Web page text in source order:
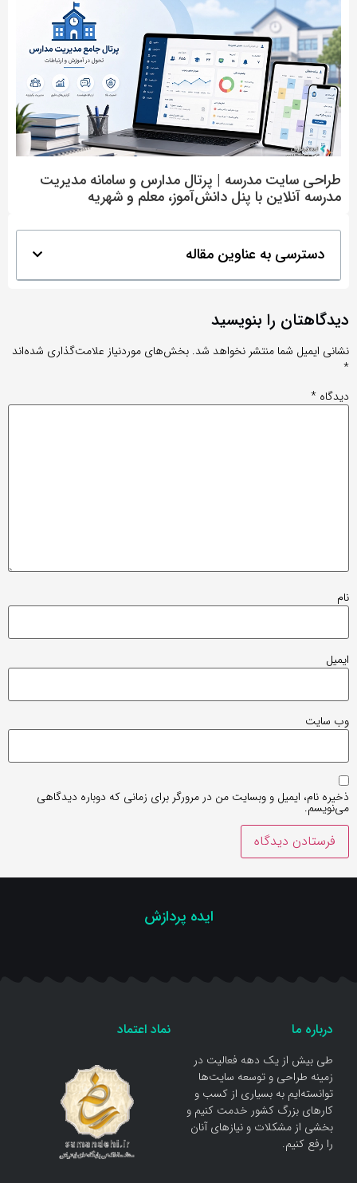
طراحی سایت مدرسه | پرتال مدارس و سامانه مدیریت
مدرسه آنلاین با پنل دانش‌آموز، معلم و شهریه
دسترسی به عناوین مقاله
دیدگاهتان را بنویسید
نشانی ایمیل شما منتشر نخواهد شد. بخش‌های موردنیاز علامت‌گذاری شده‌اند
*
دیدگاه *
نام
ایمیل
وب‌ سایت
ذخیره نام، ایمیل و وبسایت من در مرورگر برای زمانی که دوباره دیدگاهی
می‌نویسم.
ایده پردازش
درباره ما
طی بیش از یک دهه فعالیت در
زمینه طراحی و توسعه سایت‌ها
توانسته‌ایم به بسیاری از کسب و
کار‌های بزرگ کشور خدمت کنیم و
بخشی از مشکلات و نیاز‌های آنان
را رفع کنیم.
نماد اعتماد